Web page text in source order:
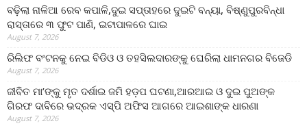
ବଢ଼ିଲା ନାଳିଆ ରେବ କପାଳି,ଦୁଇ ସପ୍ତାହରେ ଦୁଇଟି ବନ୍ୟା, ବିଷ୍ଣୁପୁରବିନ୍ଧା
ରାସ୍ତାରେ ୩ ଫୁଟ ପାଣି, ଇଟାପାଳରେ ଘାଇ
August 7, 2026
ରିଲିଫ ବଂଟନକୁ ନେଇ ବିଡିଓ ଓ ତହସିଲଦାରଙ୍କୁ ଘେରିଲା ଧାମନଗର ବିଜେଡି
August 7, 2026
ଜୀବିତ ମା’ଙ୍କୁ ମୃତ ଦର୍ଶାଇ ଜମି ହଡ଼ପ ଘଟଣା,ଆରଆଇ ଓ ଦୁଇ ପୁଅଙ୍କ
ଗିରଫ ଦାବିରେ ଭଦ୍ରକ ଏସ୍‌ପି ଅଫିସ ଆଗରେ ଆଇଶାଙ୍କ ଧାରଣା
August 7, 2026